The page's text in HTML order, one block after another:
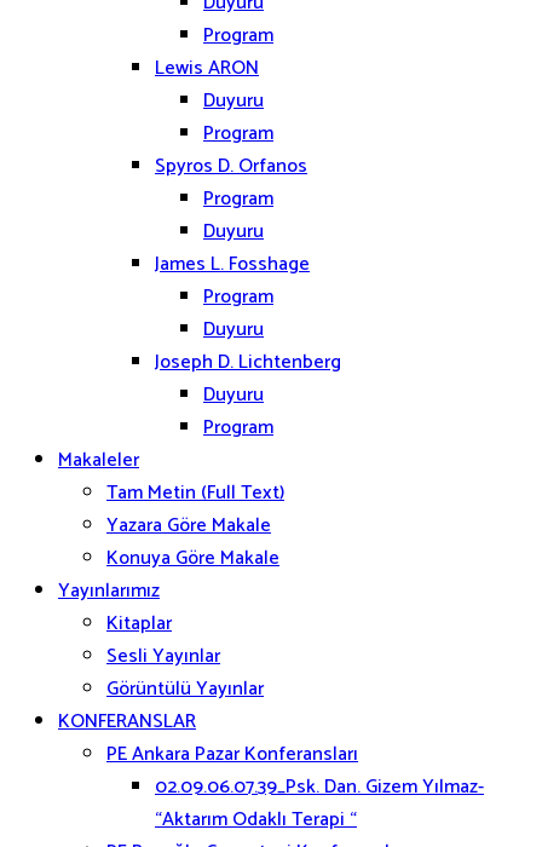
Program
Lewis ARON
Duyuru
Program
Spyros D. Orfanos
Program
Duyuru
James L. Fosshage
Program
Duyuru
Joseph D. Lichtenberg
Duyuru
Program
Makaleler
Tam Metin (Full Text)
Yazara Göre Makale
Konuya Göre Makale
Yayınlarımız
Kitaplar
Sesli Yayınlar
Görüntülü Yayınlar
KONFERANSLAR
PE Ankara Pazar Konferansları
02.09.06.07.39_Psk. Dan. Gizem Yılmaz-
“Aktarım Odaklı Terapi “